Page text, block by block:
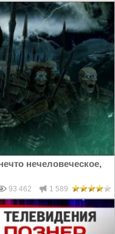
нечеловеческое,
93 462 1 589